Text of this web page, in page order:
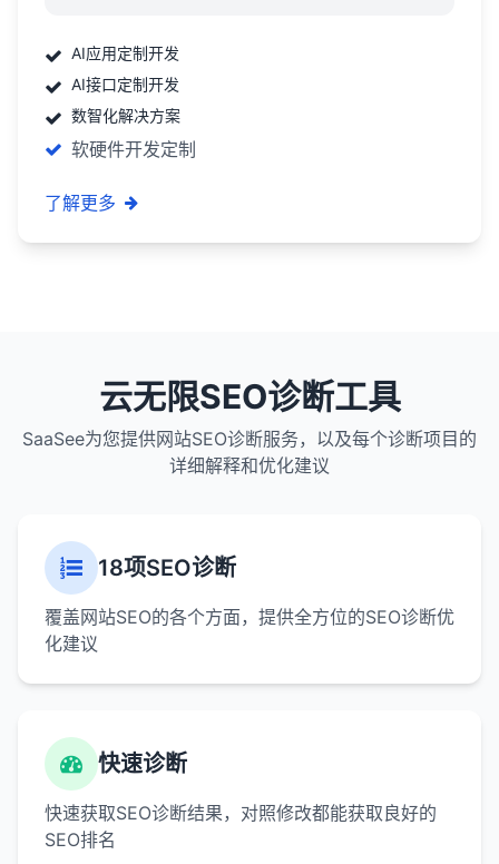
AI应用定制开发
AI接口定制开发
数智化解决方案
软硬件开发定制
了解更多
云无限SEO诊断工具
SaaSee为您提供网站SEO诊断服务，以及每个诊断项目的
详细解释和优化建议
18项SEO诊断
覆盖网站SEO的各个方面，提供全方位的SEO诊断优
化建议
快速诊断
快速获取SEO诊断结果，对照修改都能获取良好的
SEO排名